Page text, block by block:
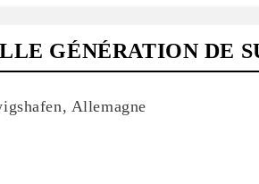
GÉNÉRATION DE
Allemagne